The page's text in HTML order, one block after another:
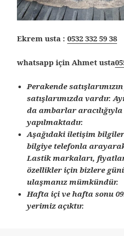
Ekrem usta :0532 332 59 38
whatsapp için Ahmet usta
Perakende
satışlarımızda vardır.
da ambarlar
yapılmaktadır.
Aşağıdaki iletişim
bilgiye telefonla
Lastik markaları,
özellikler için bizlere
ulaşmanız mümkündür.
Hafta içi ve hafta sonu
yerimiz açıktır.